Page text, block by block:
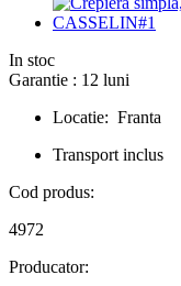
In stoc
Garantie : 12 luni
Locatie: Franta
Transport inclus
Cod produs:
4972
Producator: